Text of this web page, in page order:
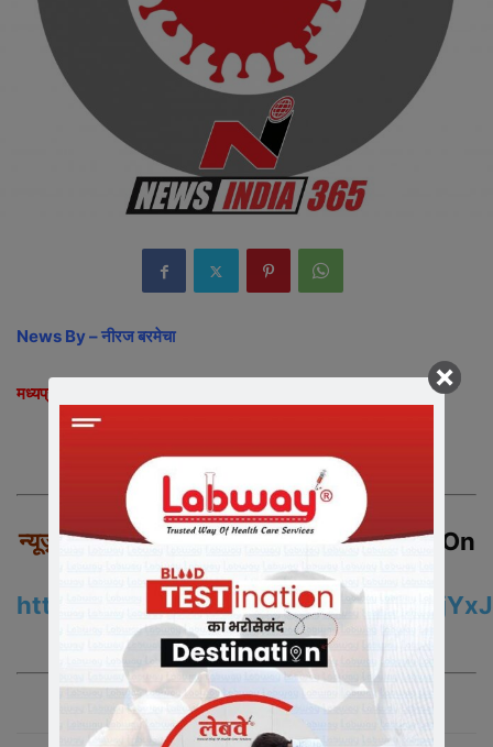
News By – नीरज बरमेचा
मध्यप्रदेश कोरोना हेल्थ बुलेटिन:-
न्यूज़ इंडिया 365 से जुड़े रहने के लिए – Join us On
WhatsApp
https://chat.whatsapp.com/
समाचारो के अपडेट के लिए ग्रुप को ज्वाइन करे|